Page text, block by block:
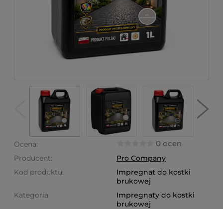
Ocena: 0 ocen
Producent:
Pro Company
Kod produktu:
Impregnat do kostki
brukowej
Kategoria
Impregnaty do kostki
brukowej